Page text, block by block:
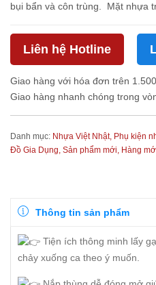
bụi bẩn và côn trùng. Mặt nhựa
Liên hệ Hotline
Giao hàng với hóa đơn trên
Giao hàng nhanh chóng trong
Danh mục: Nhựa Việt Nhật, Phụ kiện
Đồ Gia Dụng, Sản phẩm mới, Hàng
Thông tin sản phẩm
Tiện ích thông minh lấy
chảy xuống ca theo ý muốn.